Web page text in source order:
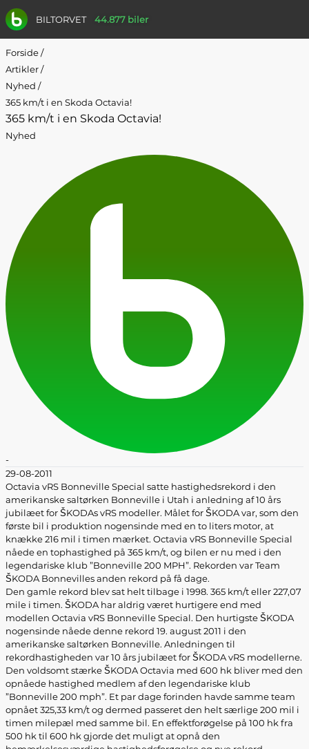
BILTORVET 44.877 biler
Forside/
Artikler/
Nyhed /
365 km/t i en Skoda Octavia!
365 km/t i en Skoda Octavia!
Nyhed
-
29-08-2011
Octavia vRS Bonneville Special satte hastighedsrekord i den
amerikanske saltørken Bonneville i Utah i anledning af 10 års
jubilæet for ŠKODAs vRS modeller. Målet for ŠKODA var, som den
første bil i produktion nogensinde med en to liters motor, at
knække 216 mil i timen mærket. Octavia vRS Bonneville Special
nåede en tophastighed på 365 km/t, og bilen er nu med i den
legendariske klub ”Bonneville 200 MPH”. Rekorden var Team
ŠKODA Bonnevilles anden rekord på få dage.
Den gamle rekord blev sat helt tilbage i 1998. 365 km/t eller 227,07
mile i timen. ŠKODA har aldrig været hurtigere end med
modellen Octavia vRS Bonneville Special. Den hurtigste ŠKODA
nogensinde nåede denne rekord 19. august 2011 i den
amerikanske saltørken Bonneville. Anledningen til
rekordhastigheden var 10 års jubilæet for ŠKODA vRS modellerne.
Den voldsomt stærke ŠKODA Octavia med 600 hk bliver med den
opnåede hastighed medlem af den legendariske klub
”Bonneville 200 mph”. Et par dage forinden havde samme team
opnået 325,33 km/t og dermed passeret den helt særlige 200 mil i
timen milepæl med samme bil. En effektforøgelse på 100 hk fra
500 hk til 600 hk gjorde det muligt at opnå den